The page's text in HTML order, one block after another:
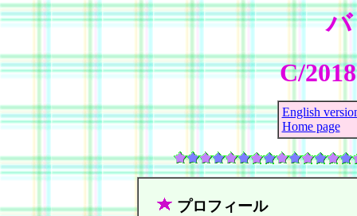
C/
English
Home page
プロフィール